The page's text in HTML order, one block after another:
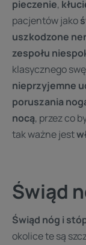
pieczenie,
pacjentów jako
uszkodzone
zespołu
klasycznego
nieprzyjemne
poruszania
nocą, przez co
tak ważne jest
Świąd
Świąd nóg i
okolice te są